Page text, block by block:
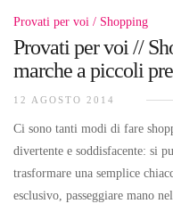
Provati per voi Shopping
Provati per voi //
marche a piccoli
12 AGOSTO 2014
Ci sono tanti modi di fare
divertente e soddisfacente: si
trasformare una semplice
esclusivo, passeggiare mano